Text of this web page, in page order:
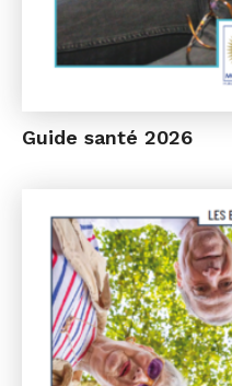
Guide santé 2026